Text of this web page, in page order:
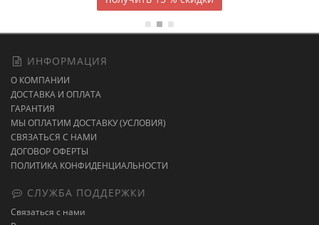
ИНФОРМАЦИЯ
О КОМПАНИИ
ДОСТАВКА И ОПЛАТА
ГАРАНТИЯ
МЫ ОПЛАТИМ ДОСТАВКУ (УСЛОВИЯ)
СВЯЗАТЬСЯ С НАМИ
ДОГОВОР ОФЕРТЫ
ПОЛИТИКА КОНФИДЕНЦИАЛЬНОСТИ
СЛУЖБА ПОДДЕРЖКИ
Связаться с нами